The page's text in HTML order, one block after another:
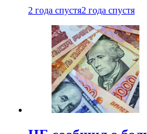
2 года спустя2 года спустя